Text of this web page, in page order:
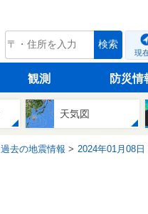
tenki.jp 検索
現
観測 防災情
天気図
過去の地震情報 2024年01月08日